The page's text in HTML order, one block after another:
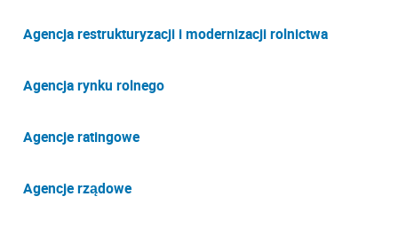
Agencja restrukturyzacji i modernizacji rolnictwa
Agencja rynku rolnego
Agencje ratingowe
Agencje rządowe